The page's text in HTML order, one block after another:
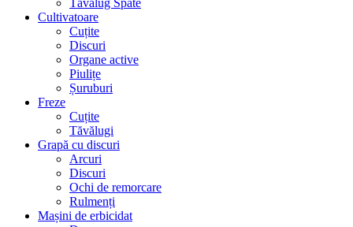
Cultivatoare
Cuțite
Discuri
Organe active
Piulițe
Șuruburi
Freze
Cuțite
Tăvălugi
Grapă cu discuri
Arcuri
Discuri
Ochi de remorcare
Rulmenți
Mașini de erbicidat